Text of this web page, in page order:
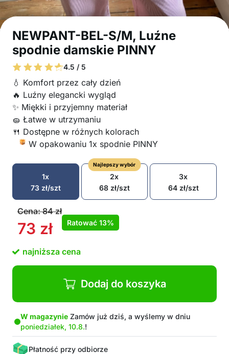
NEWPANT-BEL-S/M, Luźne
spodnie damskie PINNY
4.5 / 5
💧 Komfort przez cały dzień
🔥 Luźny elegancki wygląd
✨ Miękki i przyjemny materiał
🧽 Łatwe w utrzymaniu
🍴 Dostępne w różnych kolorach
W opakowaniu 1x spodnie PINNY
1x
73 zł/szt
Najlepszy wybór
2x
68 zł/szt
3x
64 zł/szt
Cena:84zł
73 zł Ratować 13%
najniższa cena
Dodaj do koszyka
W magazynie Zamów już dziś, a wyślemy w dniu
poniedziałek, 10.8.!
Płatność przy odbiorze